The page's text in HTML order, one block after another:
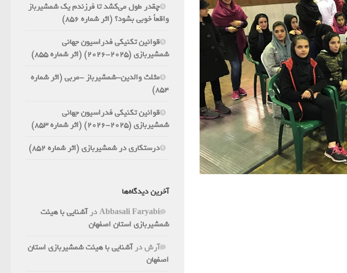
چقدر طول می‌کشد تا فرزندم یک شمشیرباز
واقعاً خوبی بشود؟ (اثر شماره 856)
قوانین تکنیکی فدراسیون جهانی
شمشیربازی (2025-2026) (اثر شماره 855)
مثلث والدین-شمشیرباز -مربی (اثر شماره
854)
قوانین تکنیکی فدراسیون جهانی
شمشیربازی (2025-2026) (اثر شماره 853)
درستکاری در شمشیربازی (اثر شماره 852)
آخرین دیدگاه‌ها
Abbasali Faryabiدرآشنایی با هیئت
شمشیربازی استان اصفهان
آرشدرآشنایی با هیئت شمشیربازی استان
اصفهان